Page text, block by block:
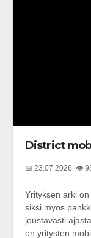
District
📅 23.07.2026| 👁️
Yrityksen arki
siksi myös
joustavasti
on yritysten